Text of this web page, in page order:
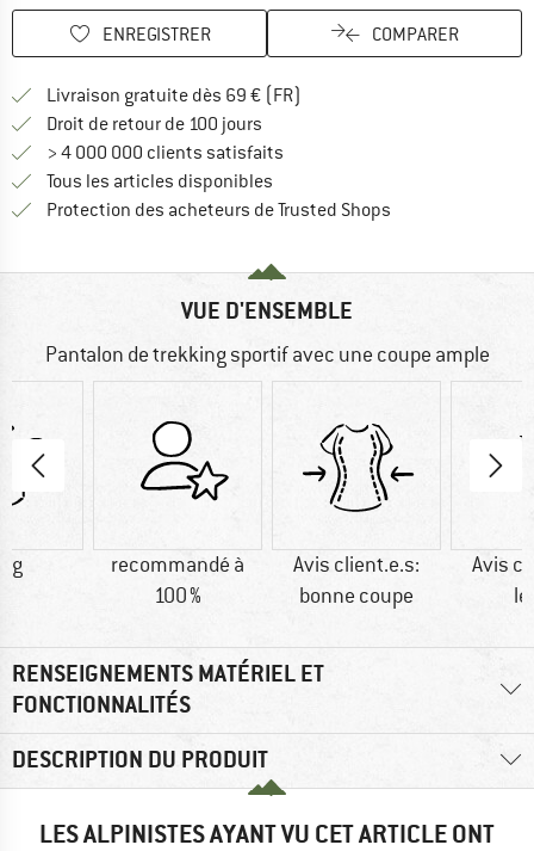
ENREGISTRER COMPARER
Livraison gratuite dès 69 € (FR)
Droit de retour de 100 jours
> 4 000 000 clients satisfaits
Tous les articles disponibles
Protection des acheteurs de Trusted Shops
VUE D'ENSEMBLE
Pantalon de trekking sportif avec une coupe ample
g
recommandé à
100 %
Avis client.e.s:
bonne coupe
Avis
RENSEIGNEMENTS MATÉRIEL ET
FONCTIONNALITÉS
DESCRIPTION DU PRODUIT
LES ALPINISTES AYANT VU CET ARTICLE ONT